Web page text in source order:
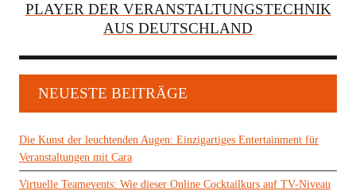
PLAYER DER VERANSTALTUNGSTECHNIK
AUS DEUTSCHLAND
NEUESTE BEITRÄGE
Die Kunst der leuchtenden Augen: Einzigartiges Entertainment für
Veranstaltungen mit Cara
Virtuelle Teamevents: Wie dieser Online Cocktailkurs auf TV-Niveau